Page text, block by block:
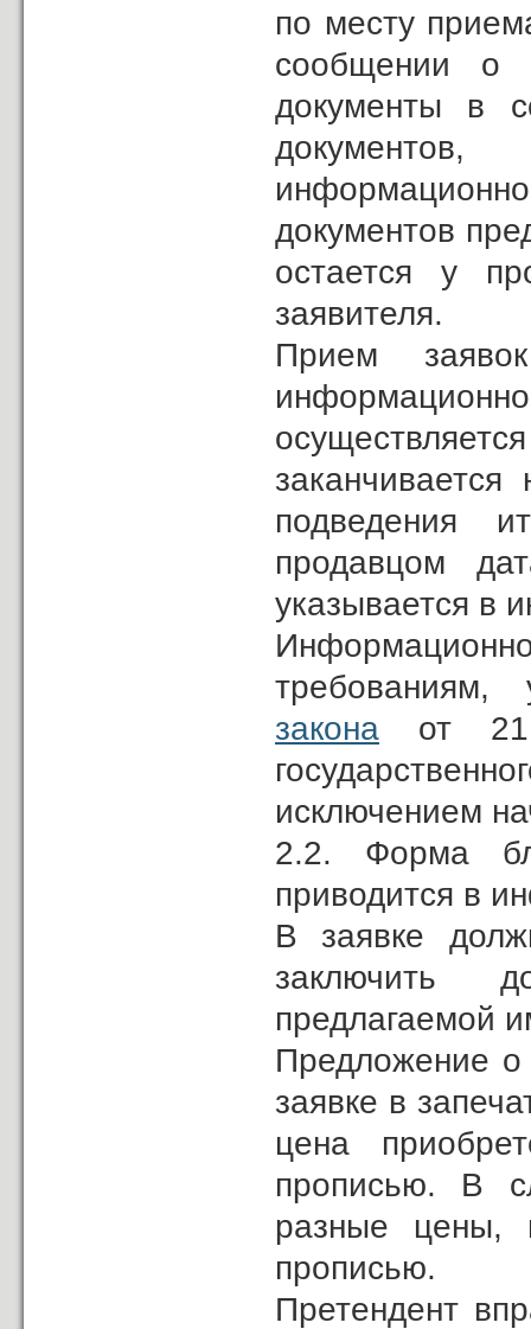
по месту
сообщении о
документы в
документов
остается у
заявителя.
Прием
подведения
продавцом
указывается в
требованиям,
закона от
исключением
2.2. Форма
приводится в
В заявке
заключить
предлагаемой
Предложение о
заявке в
цена
прописью. В
разные цены,
прописью.
Претендент